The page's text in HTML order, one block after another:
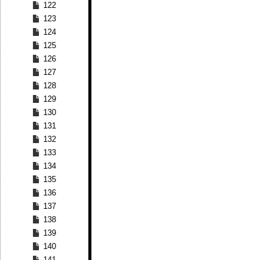
122
123
124
125
126
127
128
129
130
131
132
133
134
135
136
137
138
139
140